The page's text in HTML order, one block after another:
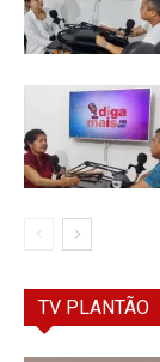
TV PLANTÃO